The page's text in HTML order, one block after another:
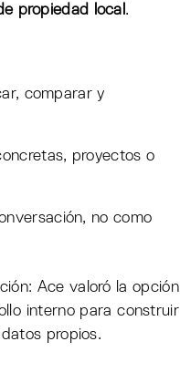
propiedad local .
comparar y
proyectos o
no como
Ace valoró la opción
interno para construir
propios.